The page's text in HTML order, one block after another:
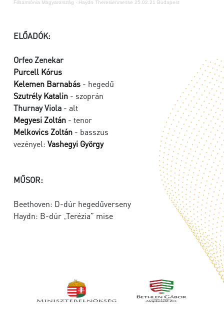
Filharmónia Magyarország · Haydn Theresienmesse 25.02.21 Budapest
ELŐADÓK:
Orfeo Zenekar
Purcell Kórus
Kelemen Barnabás - hegedű
Szutrély Katalin - szoprán
Thurnay Viola - alt
Megyesi Zoltán - tenor
Melkovics Zoltán - basszus
vezényel: Vashegyi György
MŰSOR:
Beethoven: D-dúr hegedűverseny
Haydn: B-dúr „Terézia” mise